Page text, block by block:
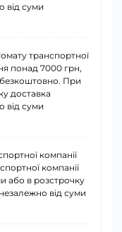
від суми
транспортної
понад 7000 грн,
При
доставка
від суми
компанії
компанії
або в розстрочку
від суми